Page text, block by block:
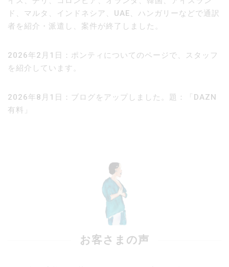
ド、マルタ、インドネシア、UAE、ハンガリーなどで通訳
者を紹介・派遣し、案件が終了しました。
2026年2月1日：ポンティについてのページで、スタッフ
を紹介しています。
2026年8月1日：ブログをアップしました。題：「DAZN
有料」
お客さまの声